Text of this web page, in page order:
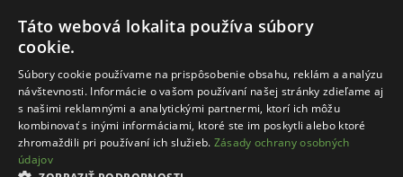
Nákupný poriadok
Táto webová lokalita používa súbory
cookie.
Súbory cookie používame na prispôsobenie obsahu, reklám a analýzu
návštevnosti. Informácie o vašom používaní našej stránky zdieľame aj
s našimi reklamnými a analytickými partnermi, ktorí ich môžu
kombinovať s inými informáciami, ktoré ste im poskytli alebo ktoré
zhromaždili pri používaní ich služieb. Zásady ochrany osobných
údajov